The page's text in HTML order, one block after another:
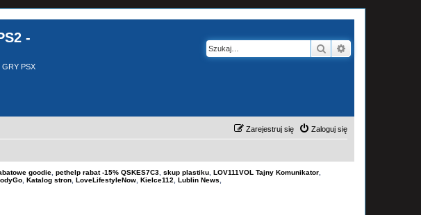
-
PSX
Szukaj
Zaloguj się
Zarejestruj się
goodie pethelp rabat -15% QSKES7C3 skup plastiku LOV111VOL Tajny Komunikator
Katalog stron LoveLifestyleNow Kielce112 Lublin News